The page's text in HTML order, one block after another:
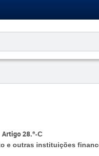
Artigo 28.º-C
e outras instituições